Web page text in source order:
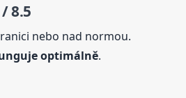
8.5
nebo nad normou.
optimálně.